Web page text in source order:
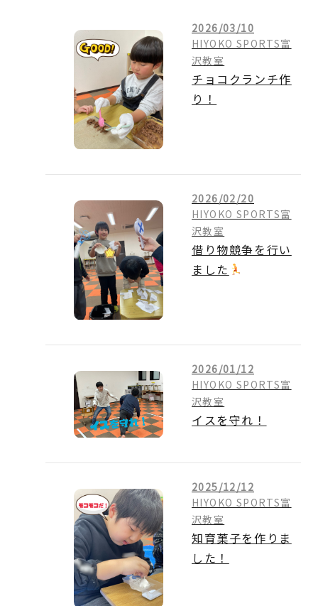
2026/03/10
HIYOKO SPORTS富
沢教室
チョコクランチ作
り！
2026/02/20
HIYOKO SPORTS富
沢教室
借り物競争を行い
ました
2026/01/12
HIYOKO SPORTS富
沢教室
イスを守れ！
2025/12/12
HIYOKO SPORTS富
沢教室
知育菓子を作りま
した！